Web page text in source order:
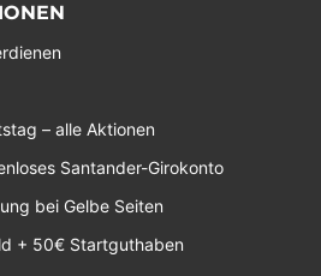
– alle Aktionen
Santander-Girokonto
bei Gelbe Seiten
+ 50€ Startguthaben